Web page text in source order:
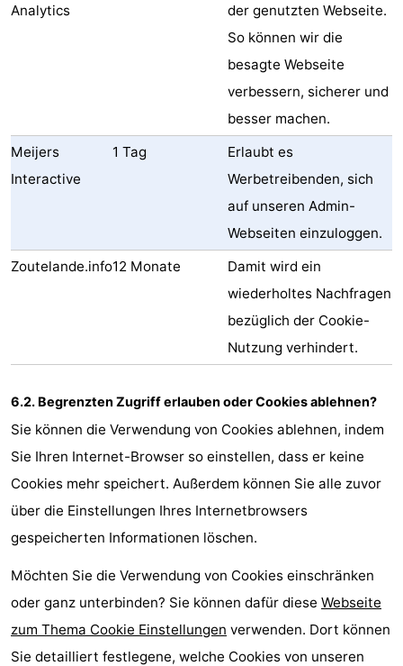
Analytics
der genutzten Webseite.
So können wir die
besagte Webseite
verbessern, sicherer und
besser machen.
Meijers
Interactive
1 Tag
Erlaubt es
Werbetreibenden, sich
auf unseren Admin-
Webseiten einzuloggen.
Zoutelande.info12 Monate
Damit wird ein
wiederholtes Nachfragen
bezüglich der Cookie-
Nutzung verhindert.
6.2. Begrenzten Zugriff erlauben oder Cookies ablehnen?
Sie können die Verwendung von Cookies ablehnen, indem
Sie Ihren Internet-Browser so einstellen, dass er keine
Cookies mehr speichert. Außerdem können Sie alle zuvor
über die Einstellungen Ihres Internetbrowsers
gespeicherten Informationen löschen.
Möchten Sie die Verwendung von Cookies einschränken
oder ganz unterbinden? Sie können dafür diese Webseite
zum Thema Cookie Einstellungen verwenden. Dort können
Sie detailliert festlegene, welche Cookies von unseren